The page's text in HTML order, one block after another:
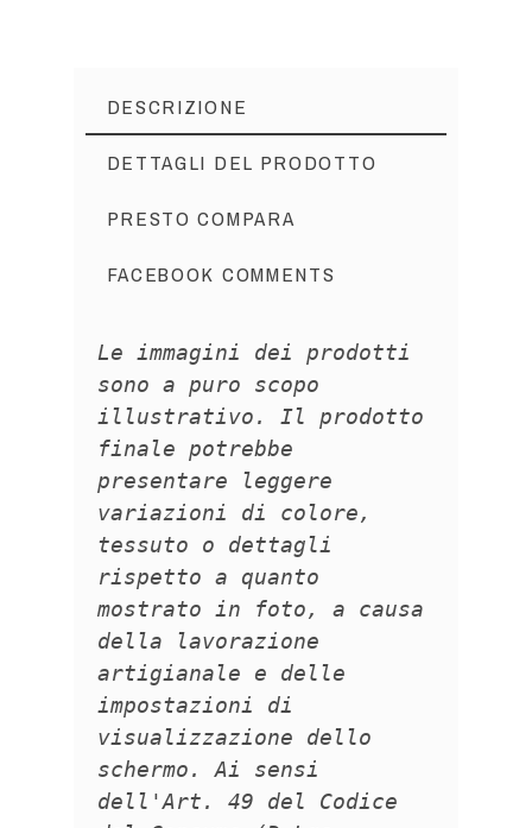
DESCRIZIONE
DETTAGLI DEL PRODOTTO
PRESTO COMPARA
FACEBOOK COMMENTS
Le immagini dei prodotti
sono a puro scopo
illustrativo. Il prodotto
finale potrebbe
presentare leggere
variazioni di colore,
tessuto o dettagli
rispetto a quanto
mostrato in foto, a causa
della lavorazione
artigianale e delle
impostazioni di
visualizzazione dello
schermo. Ai sensi
dell'Art. 49 del Codice